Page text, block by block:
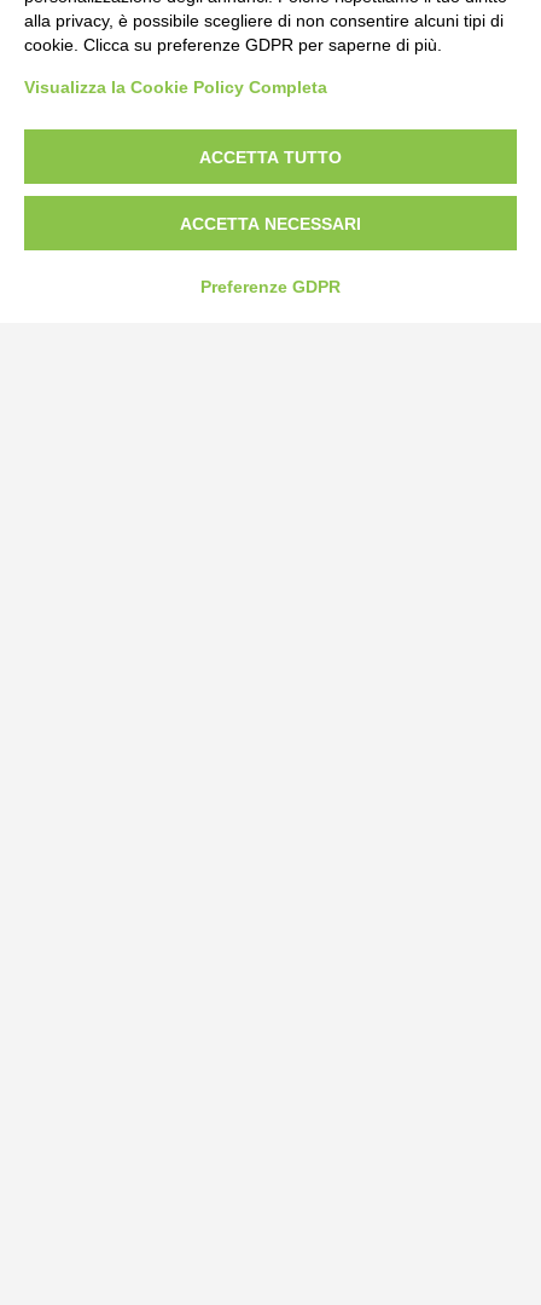
alla privacy, è possibile scegliere di non consentire alcuni tipi di
cookie. Clicca su preferenze GDPR per saperne di più.
Visualizza la Cookie Policy Completa
ACCETTA TUTTO
ACCETTA NECESSARI
Preferenze GDPR